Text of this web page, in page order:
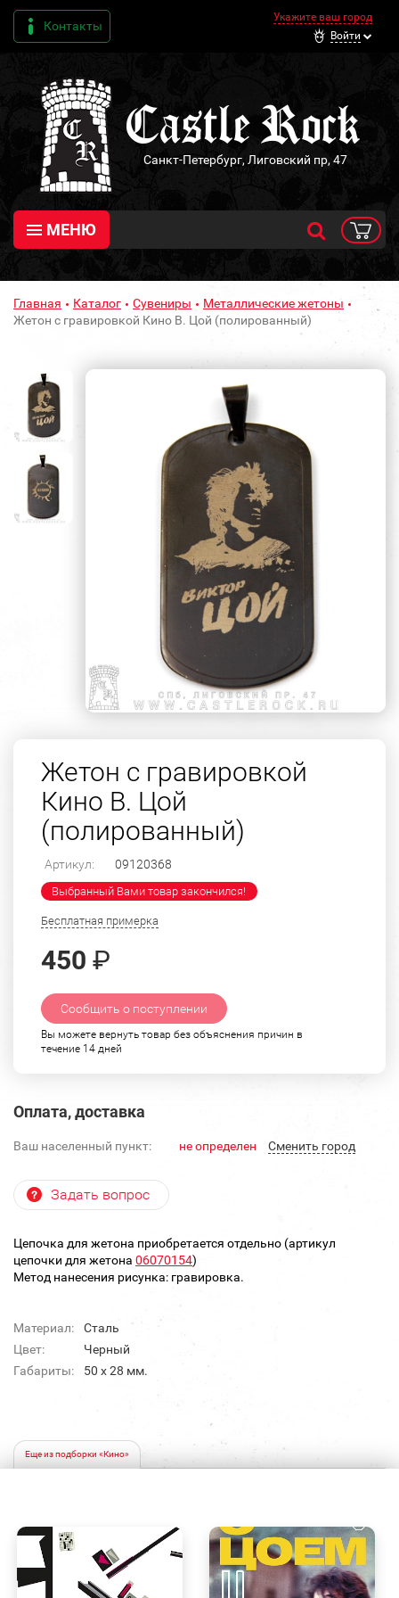
Контакты
Укажите ваш город
Войти
Санкт-Петербург, Лиговский пр, 47
МЕНЮ
Главная Каталог Сувениры
Металлические жетоны
Жетон с гравировкой Кино В. Цой (полированный)
Жетон с гравировкой
Кино В. Цой
(полированный)
Артикул: 09120368
Выбранный Вами товар закончился!
Бесплатная примерка
450 ₽
Сообщить о поступлении
Вы можете вернуть товар без объяснения причин в
течение 14 дней
Оплата, доставка
Ваш населенный пункт: не определен Cменить город
Задать вопрос
Цепочка для жетона приобретается отдельно (артикул
цепочки для жетона 06070154)
Метод нанесения рисунка: гравировка.
Материал:
Сталь
Цвет:
Черный
Габариты:
50 х 28 мм.
Еще из подборки «Кино»